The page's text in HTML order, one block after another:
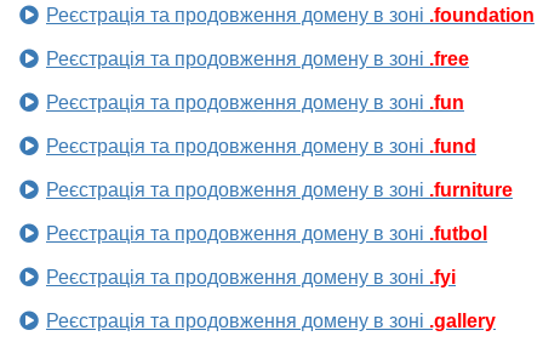
Реєстрація та продовження домену в зоні .foundation
Реєстрація та продовження домену в зоні .free
Реєстрація та продовження домену в зоні .fun
Реєстрація та продовження домену в зоні .fund
Реєстрація та продовження домену в зоні .furniture
Реєстрація та продовження домену в зоні .futbol
Реєстрація та продовження домену в зоні .fyi
Реєстрація та продовження домену в зоні .gallery